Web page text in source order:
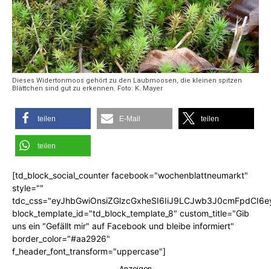
Dieses Widertonmoos gehört zu den Laubmoosen, die kleinen spitzen
Blättchen sind gut zu erkennen. Foto: K. Mayer
teilen E-Mail teilen
teilen
[td_block_social_counter facebook="wochenblattneumarkt"
style=""
block_template_id="td_block_template_8" custom_title="Gib
uns ein "Gefällt mir" auf Facebook und bleibe informiert"
border_color="#aa2926"
f_header_font_transform="uppercase"]